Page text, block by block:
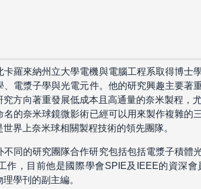
卡羅來納州立大學電機與電腦工程系取得博士
、電漿子學與光電元件。他的研究興趣主要著
方向著重發展低成本且高通量的奈米製程，
名的奈米球鏡微影術已經可以用來製作複雜的
界上奈米球相關製程技術的領先團隊。
不同的研究團隊合作研究包括包括電漿子積體
作，目前他是國際學會SPIE及IEEE的資深
學刊的副主編。